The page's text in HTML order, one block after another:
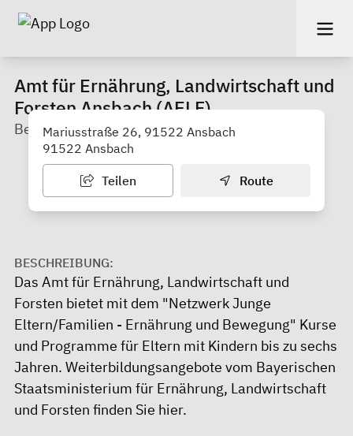
Amt für Ernährung, Landwirtschaft und
Forsten Ansbach (AELF)
Bereich Ernährung, Angebote für Junge Familien
Mariusstraße 26, 91522 Ansbach
91522 Ansbach
Teilen Route
BESCHREIBUNG:
Das Amt für Ernährung, Landwirtschaft und
Forsten bietet mit dem "Netzwerk Junge
Eltern/Familien - Ernährung und Bewegung" Kurse
und Programme für Eltern mit Kindern bis zu sechs
Jahren. Weiterbildungsangebote vom Bayerischen
Staatsministerium für Ernährung, Landwirtschaft
und Forsten finden Sie hier.